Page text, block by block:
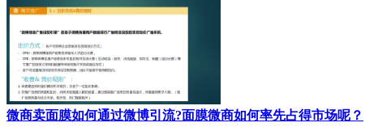
微商卖面膜如何通过微博引流?面膜微商如何率先占得市场呢？